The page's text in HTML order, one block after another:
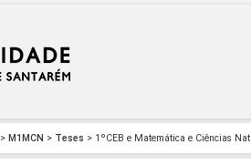
> M1MCN > Teses > 1ºCEB e Matemática e Ciências